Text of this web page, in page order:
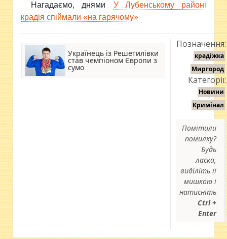
Нагадаємо, днями
У Лубенському районі
крадія спіймали «на гарячому»
Українець із Решетилівки
став чемпіоном Європи з
сумо
Позначення:
крадіжка
Миргород
Категорії:
Новини
Кримінал
Помітили
помилку?
Будь
ласка,
виділіть її
мишкою і
натисніть
Ctrl +
Enter